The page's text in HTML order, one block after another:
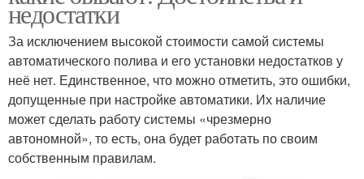
недостатки
За исключением высокой стоимости самой системы
автоматического полива и его установки недостатков у
неё нет. Единственное, что можно отметить, это ошибки,
допущенные при настройке автоматики. Их наличие
может сделать работу системы «чрезмерно
автономной», то есть, она будет работать по своим
собственным правилам.